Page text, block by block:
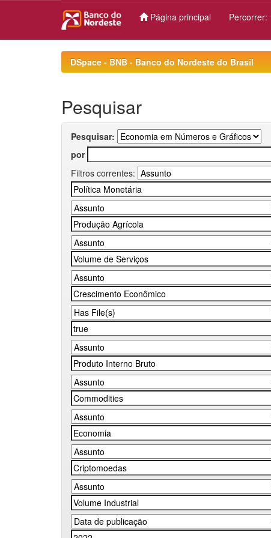
Página principal Percorrer:
DSpace - BNB - Banco do Nordeste do Brasil
Pesquisar
Pesquisar:
por
Filtros correntes: